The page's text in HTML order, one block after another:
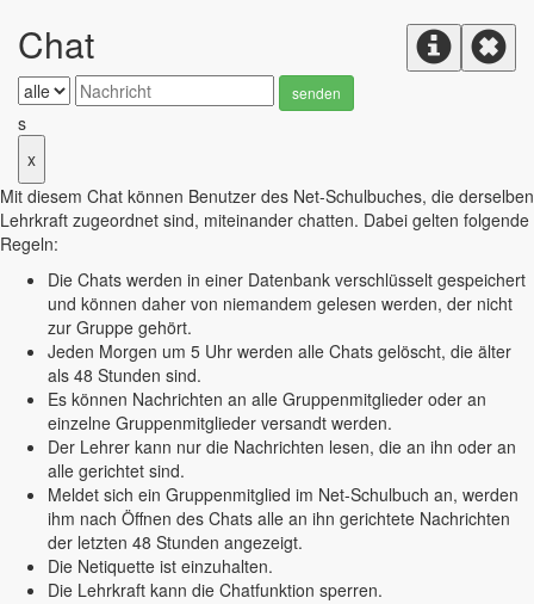
Chat
senden
s
x
Mit diesem Chat können Benutzer des Net-Schulbuches, die derselben
Lehrkraft zugeordnet sind, miteinander chatten. Dabei gelten folgende
Regeln:
Die Chats werden in einer Datenbank verschlüsselt gespeichert
und können daher von niemandem gelesen werden, der nicht
zur Gruppe gehört.
Jeden Morgen um 5 Uhr werden alle Chats gelöscht, die älter
als 48 Stunden sind.
Es können Nachrichten an alle Gruppenmitglieder oder an
einzelne Gruppenmitglieder versandt werden.
Der Lehrer kann nur die Nachrichten lesen, die an ihn oder an
alle gerichtet sind.
Meldet sich ein Gruppenmitglied im Net-Schulbuch an, werden
ihm nach Öffnen des Chats alle an ihn gerichtete Nachrichten
der letzten 48 Stunden angezeigt.
Die Netiquette ist einzuhalten.
Die Lehrkraft kann die Chatfunktion sperren.